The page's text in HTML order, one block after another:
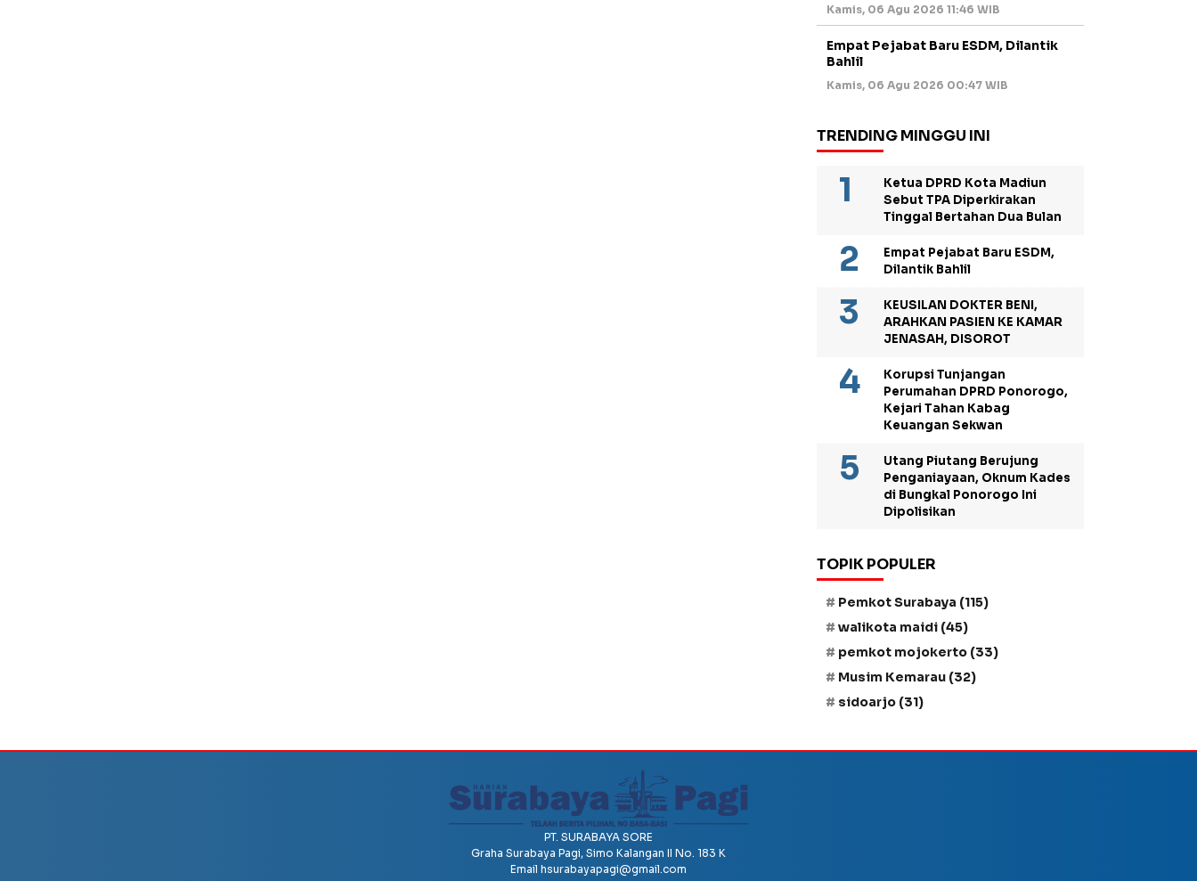
Kamis, 06 Agu 2026 11:46 WIB
Empat Pejabat Baru ESDM, Dilantik
Bahlil
Kamis, 06 Agu 2026 00:47 WIB
TRENDING MINGGU INI
Ketua DPRD Kota Madiun
Sebut TPA Diperkirakan
Tinggal Bertahan Dua Bulan
Empat Pejabat Baru ESDM,
Dilantik Bahlil
KEUSILAN DOKTER BENI,
ARAHKAN PASIEN KE KAMAR
JENASAH, DISOROT
Korupsi Tunjangan
Perumahan DPRD Ponorogo,
Kejari Tahan Kabag
Keuangan Sekwan
Utang Piutang Berujung
Penganiayaan, Oknum Kades
di Bungkal Ponorogo Ini
Dipolisikan
TOPIK POPULER
Pemkot Surabaya (115)
walikota maidi (45)
pemkot mojokerto (33)
Musim Kemarau (32)
sidoarjo (31)
PT. SURABAYA SORE
Graha Surabaya Pagi, Simo Kalangan II No. 183 K
Email hsurabayapagi@gmail.com